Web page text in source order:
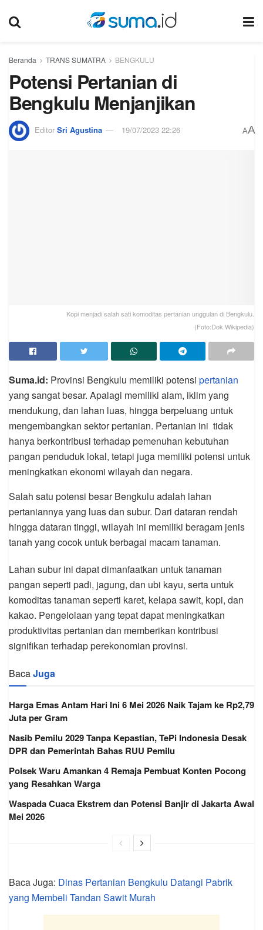
Beranda TRANS SUMATRA BENGKULU
Potensi Pertanian di
Bengkulu Menjanjikan
Editor Sri Agustina 19/07/2023 22:26 AA
Kopi menjadi salah sati komoditas pertanian unggulan di Bengkulu.
(Foto:Dok.Wikipedia)
Suma.id: Provinsi Bengkulu memiliki potensi pertanian
yang sangat besar. Apalagi memiliki alam, iklim yang
mendukung, dan lahan luas, hingga berpeluang untuk
mengembangkan sektor pertanian. Pertanian ini tidak
hanya berkontribusi terhadap pemenuhan kebutuhan
pangan penduduk lokal, tetapi juga memiliki potensi untuk
meningkatkan ekonomi wilayah dan negara.
Salah satu potensi besar Bengkulu adalah lahan
pertaniannya yang luas dan subur. Dari dataran rendah
hingga dataran tinggi, wilayah ini memiliki beragam jenis
tanah yang cocok untuk berbagai macam tanaman.
Lahan subur ini dapat dimanfaatkan untuk tanaman
pangan seperti padi, jagung, dan ubi kayu, serta untuk
komoditas tanaman seperti karet, kelapa sawit, kopi, dan
kakao. Pengelolaan yang tepat dapat meningkatkan
produktivitas pertanian dan memberikan kontribusi
signifikan terhadap perekonomian provinsi.
BacaJuga
Harga Emas Antam Hari Ini 6 Mei 2026 Naik Tajam ke Rp2,79
Juta per Gram
Nasib Pemilu 2029 Tanpa Kepastian, TePi Indonesia Desak
DPR dan Pemerintah Bahas RUU Pemilu
Polsek Waru Amankan 4 Remaja Pembuat Konten Pocong
yang Resahkan Warga
Waspada Cuaca Ekstrem dan Potensi Banjir di Jakarta Awal
Mei 2026
Baca Juga: Dinas Pertanian Bengkulu Datangi Pabrik
yang Membeli Tandan Sawit Murah